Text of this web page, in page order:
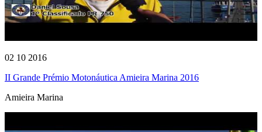
02 10 2016
II Grande Prémio Motonáutica Amieira Marina 2016
Amieira Marina